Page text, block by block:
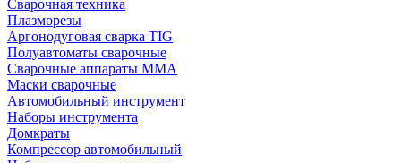
Сварочная техника
Плазморезы
Аргонодуговая сварка TIG
Полуавтоматы сварочные
Сварочные аппараты ММА
Маски сварочные
Автомобильный инструмент
Наборы инструмента
Домкраты
Компрессор автомобильный